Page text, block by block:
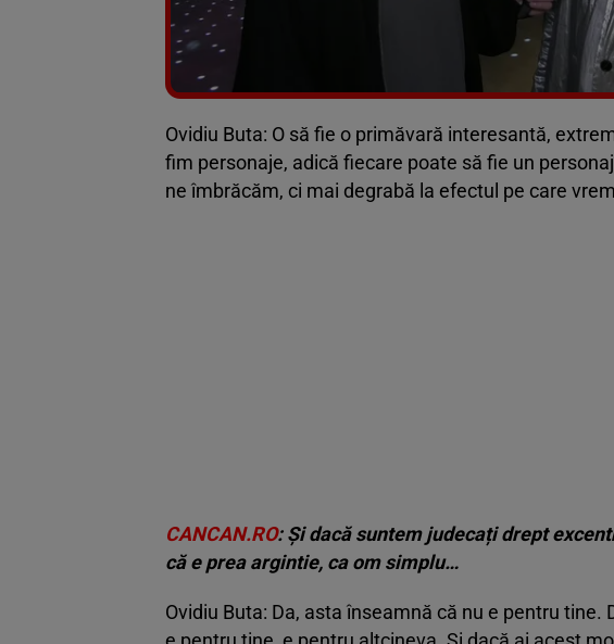
Ovidiu Buta: O să fie o primăvară interesantă,
fim personaje, adică fiecare poate să fie un
ne îmbrăcăm, ci mai degrabă la efectul pe care
CANCAN.RO: Și dacă suntem judecați drept
că e prea argintie, ca om simplu…
Ovidiu Buta: Da, asta înseamnă că nu e pentru